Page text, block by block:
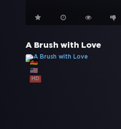
A Brush with Love
HD